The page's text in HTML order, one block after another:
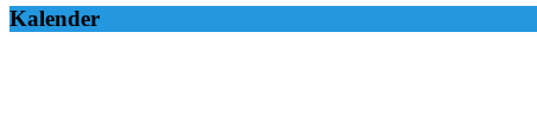
Kalender